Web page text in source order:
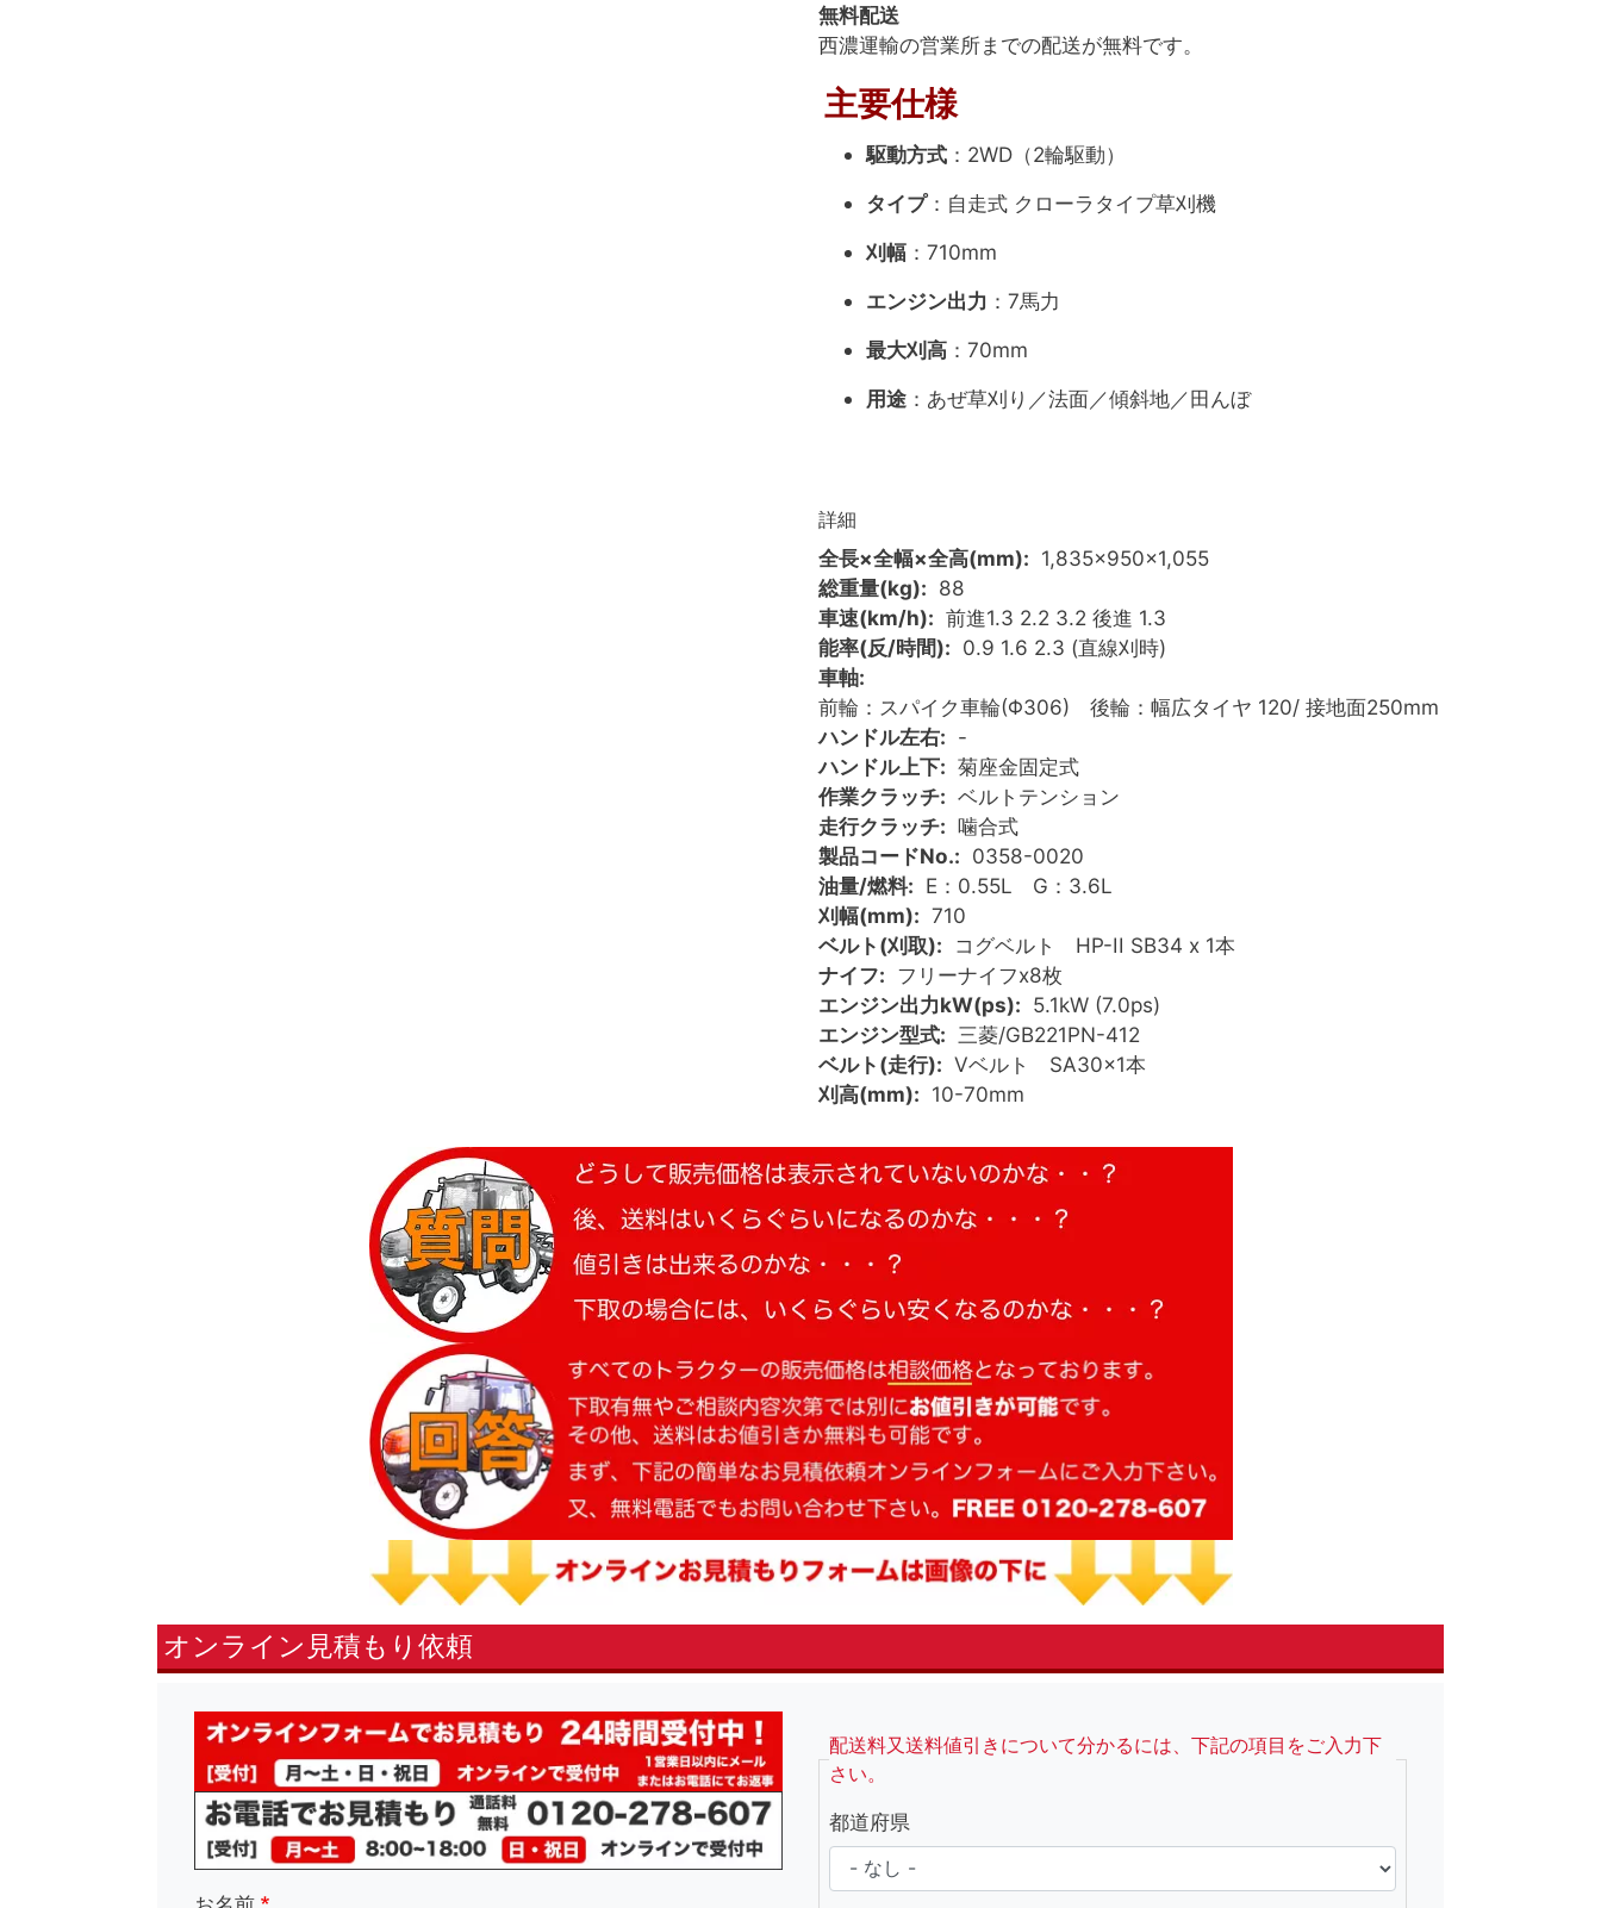
無料配送
西濃運輸の営業所までの配送が無料です。
主要仕様
駆動方式 ：2WD（2輪駆動）
タイプ：自走式 クローラタイプ草刈機
刈幅 ：710mm
エンジン出力 ：7馬力
最大刈高 ：70mm
用途 ：あぜ草刈り／法面／傾斜地／田んぼ
詳細
全長×全幅×全高(mm)
1,835x950x1,055
総重量(kg)
88
車速(km/h)
前進1.3 2.2 3.2 後進 1.3
能率(反/時間)
0.9 1.6 2.3 (直線刈時)
車軸
前輪：スパイク車輪(Φ306) 後輪：幅広タイヤ 120/ 接地面250mm
ハンドル左右
-
ハンドル上下
菊座金固定式
作業クラッチ
ベルトテンション
走行クラッチ
噛合式
製品コードNo.
0358-0020
油量/燃料
E：0.55L G：3.6L
刈幅(mm)
710
ベルト(刈取)
コグベルト HP-II SB34 x 1本
ナイフ
フリーナイフx8枚
エンジン出力kW(ps)
5.1kW (7.0ps)
エンジン型式
三菱/GB221PN-412
ベルト(走行)
Vベルト SA30×1本
刈高(mm)
10-70mm
オンライン見積もり依頼
fsLeft
配送料又送料値引きについて分かるには、下記の項目をご入力下
さい。
都道府県